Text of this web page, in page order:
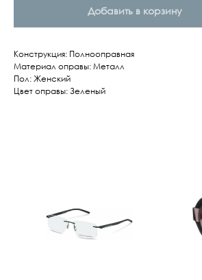
Добавить в корзину
Конструкция: Полнооправная
Материал оправы: Металл
Пол: Женский
Цвет оправы: Зеленый